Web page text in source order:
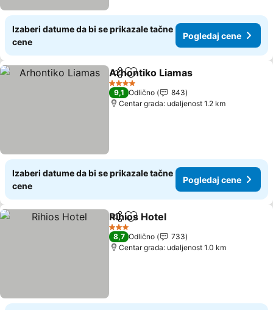
Izaberi datume da bi se prikazale tačne
cene
Pogledaj cene
Deli Dodati u favorite
Arhontiko Liamas
4 Zvezdice
9,1 Odlično
843
Centar grada: udaljenost 1.2 km
Izaberi datume da bi se prikazale tačne
cene
Pogledaj cene
Deli Dodati u favorite
Rihios Hotel
3 Zvezdice
8,7 Odlično
733
Centar grada: udaljenost 1.0 km